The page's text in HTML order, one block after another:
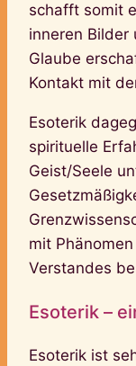
schafft somit
inneren Bilder
Glaube
Kontakt mit
Esoterik
spirituelle
Geist/Seele
mit
Verstandes
Esoterik –
Esoterik ist